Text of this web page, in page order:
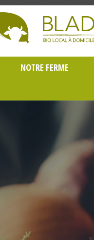
NOTRE FERME